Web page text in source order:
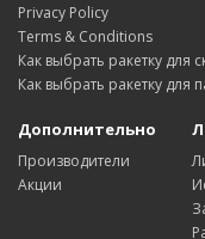
Privacy Policy
Terms & Conditions
Как выбрать ракетку для
Как выбрать ракетку для
Дополнительно
Производители
Акции